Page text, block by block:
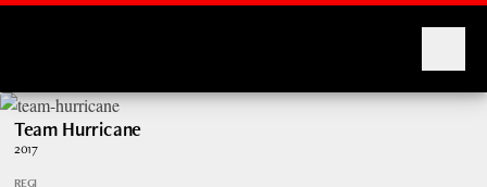
Team Hurricane
2017
REGI